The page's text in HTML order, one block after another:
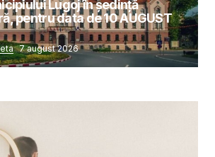
Lugoj în şedinţă
pentru data de 10 AUGUST
7 august 2026